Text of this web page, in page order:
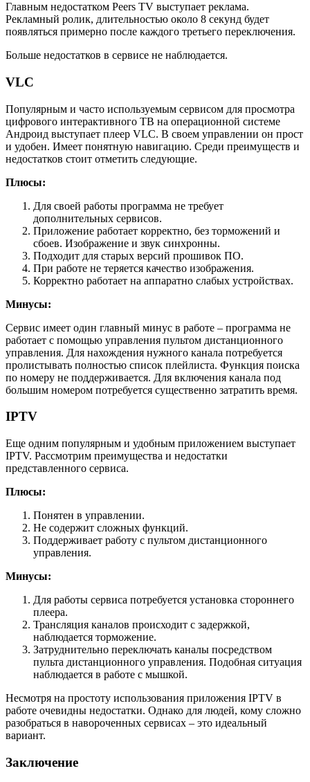
Главным недостатком Peers TV выступает реклама.
Рекламный ролик, длительностью около 8 секунд будет
появляться примерно после каждого третьего переключения.
Больше недостатков в сервисе не наблюдается.
VLC
Популярным и часто используемым сервисом для просмотра
цифрового интерактивного ТВ на операционной системе
Андроид выступает плеер VLC. В своем управлении он прост
и удобен. Имеет понятную навигацию. Среди преимуществ и
недостатков стоит отметить следующие.
Плюсы:
Для своей работы программа не требует
дополнительных сервисов.
Приложение работает корректно, без торможений и
сбоев. Изображение и звук синхронны.
Подходит для старых версий прошивок ПО.
При работе не теряется качество изображения.
Корректно работает на аппаратно слабых устройствах.
Минусы:
Сервис имеет один главный минус в работе – программа не
работает с помощью управления пультом дистанционного
управления. Для нахождения нужного канала потребуется
пролистывать полностью список плейлиста. Функция поиска
по номеру не поддерживается. Для включения канала под
большим номером потребуется существенно затратить время.
IPTV
Еще одним популярным и удобным приложением выступает
IPTV. Рассмотрим преимущества и недостатки
представленного сервиса.
Плюсы:
Понятен в управлении.
Не содержит сложных функций.
Поддерживает работу с пультом дистанционного
управления.
Минусы:
Для работы сервиса потребуется установка стороннего
плеера.
Трансляция каналов происходит с задержкой,
наблюдается торможение.
Затруднительно переключать каналы посредством
пульта дистанционного управления. Подобная ситуация
наблюдается в работе с мышкой.
Несмотря на простоту использования приложения IPTV в
работе очевидны недостатки. Однако для людей, кому сложно
разобраться в навороченных сервисах – это идеальный
вариант.
Заключение